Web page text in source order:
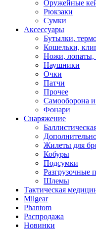
Оружейные
Рюкзаки
Сумки
Аксессуары
Бутылки,
Кошельки,
Ножи, лопаты,
Наушники
Очки
Патчи
Прочее
Самооборона
Фонари
Снаряжение
Жилеты для
Кобуры
Подсумки
Разгрузочные
Шлемы
Тактическая
Milgear
Phantom
Распродажа
Новинки